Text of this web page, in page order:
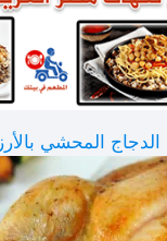
المحشي بالأرز